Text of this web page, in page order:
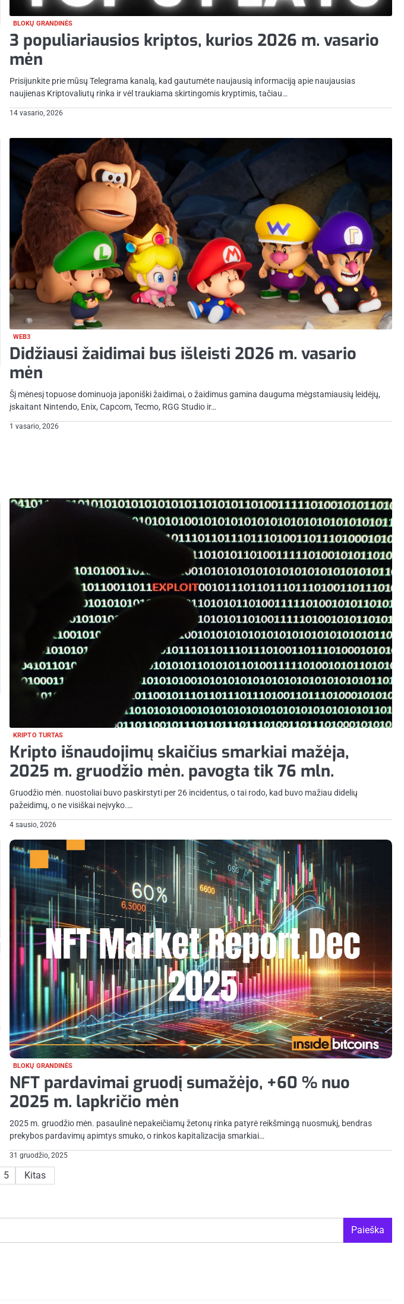
BLOKŲ GRANDINĖS
3 populiariausios kriptos, kurios 2026 m. vasario
mėn
Prisijunkite prie mūsų Telegrama kanalą, kad gautumėte naujausią informaciją apie naujausias
naujienas Kriptovaliutų rinka ir vėl traukiama skirtingomis kryptimis, tačiau…
14 vasario, 2026
WEB3
Didžiausi žaidimai bus išleisti 2026 m. vasario
mėn
Šį mėnesį topuose dominuoja japoniški žaidimai, o žaidimus gamina dauguma mėgstamiausių leidėjų,
įskaitant Nintendo, Enix, Capcom, Tecmo, RGG Studio ir…
1 vasario, 2026
KRIPTO TURTAS
Kripto išnaudojimų skaičius smarkiai mažėja,
2025 m. gruodžio mėn. pavogta tik 76 mln.
Gruodžio mėn. nuostoliai buvo paskirstyti per 26 incidentus, o tai rodo, kad buvo mažiau didelių
pažeidimų, o ne visiškai neįvyko.…
4 sausio, 2026
BLOKŲ GRANDINĖS
NFT pardavimai gruodį sumažėjo, +60 % nuo
2025 m. lapkričio mėn
2025 m. gruodžio mėn. pasaulinė nepakeičiamų žetonų rinka patyrė reikšmingą nuosmukį, bendras
prekybos pardavimų apimtys smuko, o rinkos kapitalizacija smarkiai…
31 gruodžio, 2025
5 Kitas
Paieška